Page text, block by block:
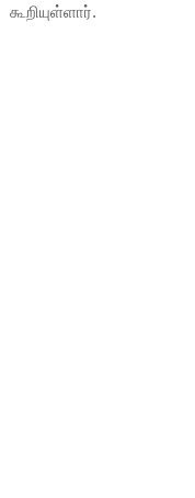
கூறியுள்ளார்.